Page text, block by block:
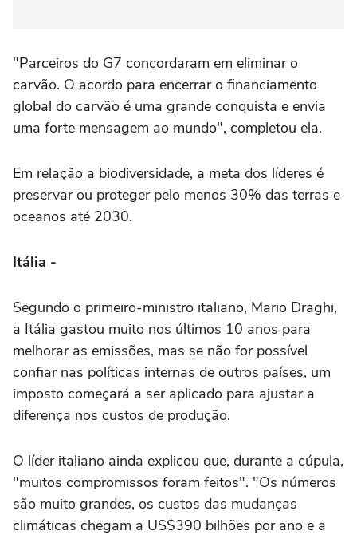
"Parceiros do G7 concordaram em eliminar o
carvão. O acordo para encerrar o financiamento
global do carvão é uma grande conquista e envia
uma forte mensagem ao mundo", completou ela.
Em relação a biodiversidade, a meta dos líderes é
preservar ou proteger pelo menos 30% das terras e
oceanos até 2030.
Itália -
Segundo o primeiro-ministro italiano, Mario Draghi,
a Itália gastou muito nos últimos 10 anos para
melhorar as emissões, mas se não for possível
confiar nas políticas internas de outros países, um
imposto começará a ser aplicado para ajustar a
diferença nos custos de produção.
O líder italiano ainda explicou que, durante a cúpula,
"muitos compromissos foram feitos". "Os números
são muito grandes, os custos das mudanças
climáticas chegam a US$390 bilhões por ano e a